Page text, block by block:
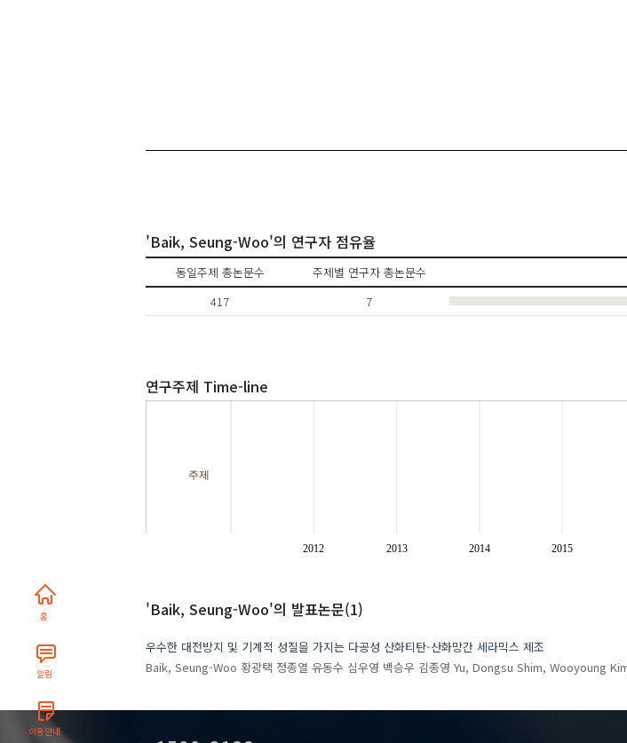
홈
알림
이용안내
'Baik, Seung-Woo'의 연구자 점유율
동일주제 총논문수 주제별 연구자 총논문수
417
7
연구주제 Time-line
2012 2013 2014 2015
주제
'Baik, Seung-Woo'의 발표논문(1)
우수한 대전방지 및 기계적 성질을 가지는 다공성 산화티탄-산화망간 세라믹스 제조
Baik, Seung-Woo 황광택 정종열 유동수 심우영 백승우 김종영 Yu, Dongsu Shim, Wooyoung